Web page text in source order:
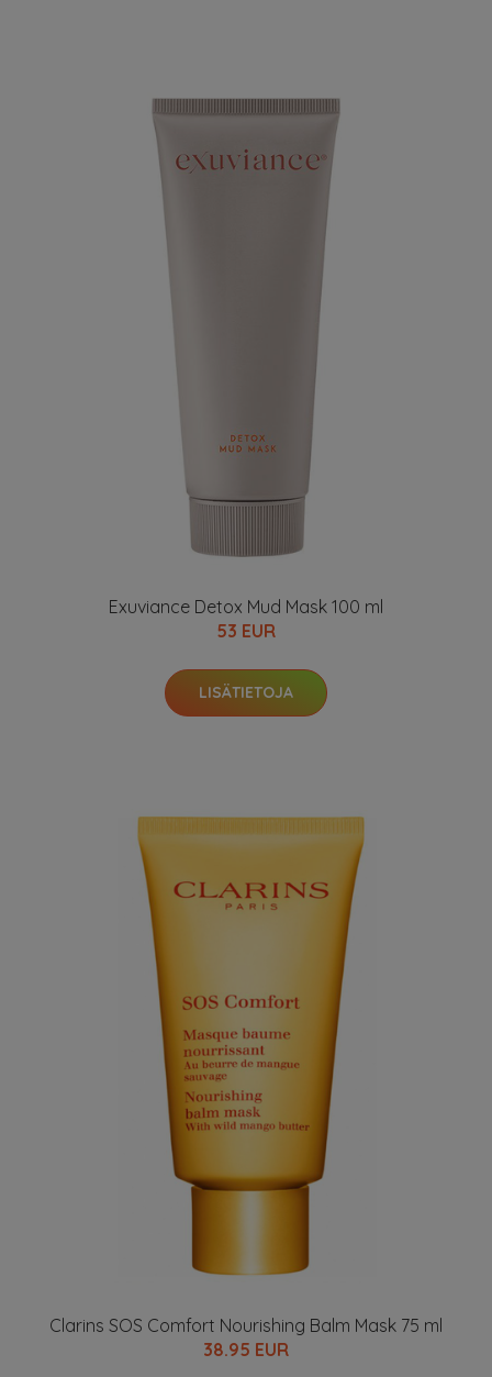
Exuviance Detox Mud Mask 100 ml
53 EUR
LISÄTIETOJA
Clarins SOS Comfort Nourishing Balm Mask 75 ml
38.95 EUR